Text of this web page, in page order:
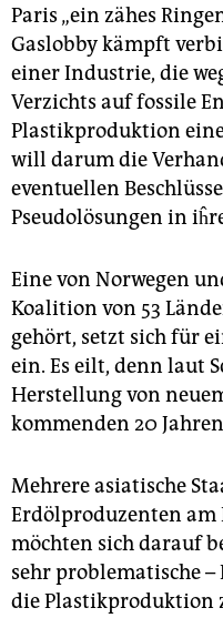
Paris „ein zähes
Gaslobby kämpft
einer Industrie, die
Verzichts auf fossile
Plastikproduktion
will darum die
eventuellen
Pseudolösungen in
Eine von Norwegen
Koalition von 53
gehört, setzt sich für
ein. Es eilt, denn laut
Herstellung von
kommenden 20
Mehrere asiatische
Erdölproduzenten am
möchten sich darauf
sehr problematische
die Plastikproduktion